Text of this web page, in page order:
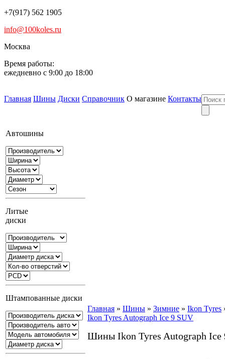
+7(917) 562 1905
info@100koles.ru
Москва
Время работы:
ежедневно с 9:00 до 18:00
Главная Шины Диски Справочник О магазине Контакты
Автошины
Литые
диски
Штампованные диски
Главная » Шины » Зимние » Ikon Tyres
Ikon Tyres Autograph Ice 9 SUV
Шины Ikon Tyres Autograph Ice